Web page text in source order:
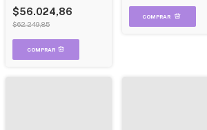
$56.024,86
$62.249,85
COMPRAR